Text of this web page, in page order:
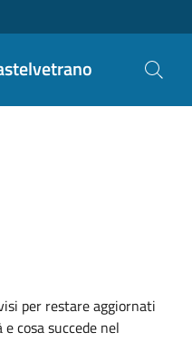
per restare aggiornati
cosa succede nel